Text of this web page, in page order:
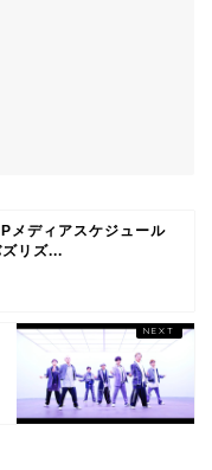
メディアスケジュール
リズ...